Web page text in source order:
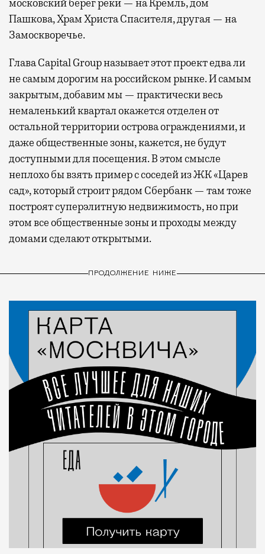
московский берег реки — на Кремль, дом
Пашкова, Храм Христа Спасителя, другая — на
Замоскворечье.
Глава Capital Group называет этот проект едва ли
не самым дорогим на российском рынке. И самым
закрытым, добавим мы — практически весь
немаленький квартал окажется отделен от
остальной территории острова ограждениями, и
даже общественные зоны, кажется, не будут
доступными для посещения. В этом смысле
неплохо бы взять пример с соседей из ЖК «Царев
сад», который строит рядом Сбербанк — там тоже
построят суперэлитную недвижимость, но при
этом все общественные зоны и проходы между
домами сделают открытыми.
ПРОДОЛЖЕНИЕ НИЖЕ